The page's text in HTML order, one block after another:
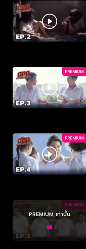
PREMIUM
PREMIUM
PREMIUM
PREMIUM เท่านั้น